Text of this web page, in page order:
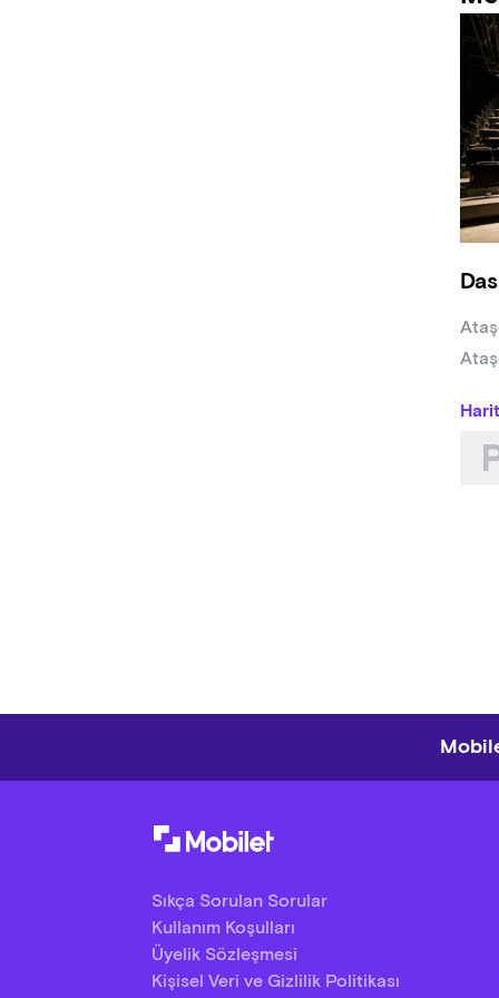
Sıkça Sorulan Sorular
Kullanım Koşulları
Üyelik Sözleşmesi
Kişisel Veri ve Gizlilik Politikası